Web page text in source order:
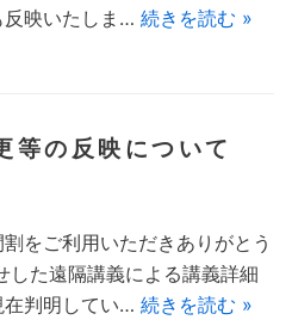
反映いたしま… 続きを読む »
等の反映について
をご利用いただきありがとう
した遠隔講義による講義詳細
在判明してい… 続きを読む »